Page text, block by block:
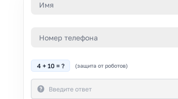
4 + 10 = ? (защита от роботов)